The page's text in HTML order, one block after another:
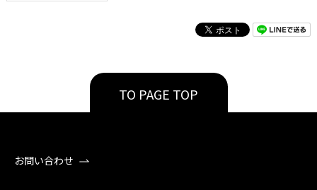
TO PAGE TOP
お問い合わせ